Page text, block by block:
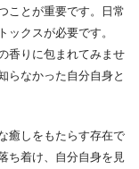
ことが重要です。日常
クスが必要です。
香りに包まれてみませ
らなかった自分自身と
癒しをもたらす存在で
ち着け、自分自身を見